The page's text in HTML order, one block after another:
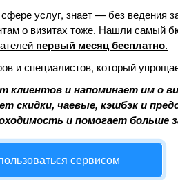
сфере услуг, знает — без ведения
о визитах тоже. Нашли самый
первый месяц бесплатно.
и специалистов, который
клиентов и напоминает им о
скидки, чаевые, кэшбэк и
и помогает больше
сервисом